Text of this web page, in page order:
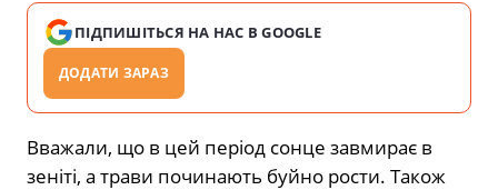
ПІДПИШІТЬСЯ НА НАС В GOOGLE
ДОДАТИ ЗАРАЗ
Вважали, що в цей період сонце завмирає в
зеніті, а трави починають буйно рости. Також